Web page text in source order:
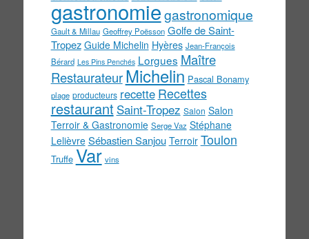
gastronomiegastronomique
Gault & Millau Geoffrey Poësson Golfe de Saint-
Tropez Guide Michelin Hyères Jean-François
Bérard Les Pins Penchés Lorgues Maître
Restaurateur Michelin Pascal Bonamy
plage producteurs recette Recettes
restaurant Saint-Tropez Salon Salon
Terroir & Gastronomie Serge Vaz Stéphane
Lelièvre Sébastien Sanjou Terroir Toulon
Truffe Var vins